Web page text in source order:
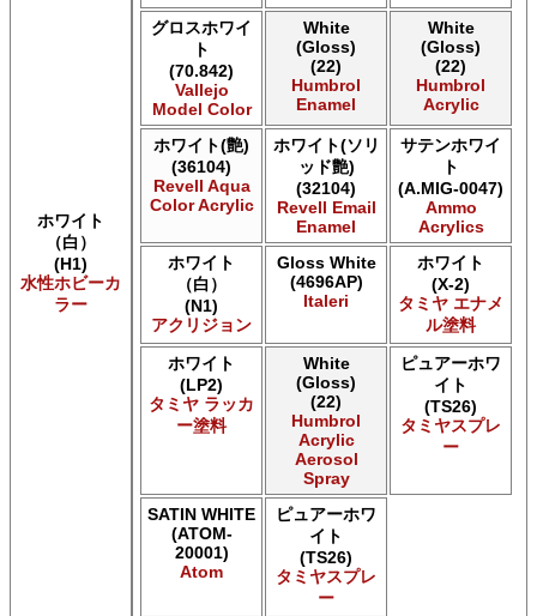
AK INTERACTIVE AK 3rd Gen Acrylics
AK INTERACTIVE AK Acrylics
AK INTERACTIVE AK Extreme Metal
AK INTERACTIVE AK Real Color
AK INTERACTIVE 新 Real Color
ALCLAD II ALCLAD II
Acrylicos Vallejo Vallejo Diorama FX
Acrylicos Vallejo Vallejo Game Air
Acrylicos Vallejo Vallejo Game Color
Acrylicos Vallejo Vallejo Hobby Paint スプレー
Acrylicos Vallejo Vallejo Liquid Gold
Acrylicos Vallejo Vallejo Mecha Color
Acrylicos Vallejo Vallejo Metal Color
Acrylicos Vallejo Vallejo Model Air
Acrylicos Vallejo Vallejo Model Color
Acrylicos Vallejo Vallejo Panzer Aces
Acrylicos Vallejo Vallejo Pigment FX
Acrylicos Vallejo Vallejo Premium カラー
Acrylicos Vallejo Vallejo Wash FX
Acrylicos Vallejo Vallejo Weathering FX
Acrylicos Vallejo Vallejo Xpress カラー
E7 Paints E7 Paints
E7 Paints Humbrol Acrylic Aerosol Spray
Games Workshop Limited Citadel Air
Games Workshop Limited Citadel Spray
ホワイト
（白）
(H1)
水性ホビーカ
ラー
グロスホワイ
ト
(70.842)
Vallejo
Model Color
White
(Gloss)
(22)
Humbrol
Enamel
White
(Gloss)
(22)
Humbrol
Acrylic
ホワイト(艶)
(36104)
Revell Aqua
Color Acrylic
ホワイト(ソリ
ッド艶)
(32104)
Revell Email
Enamel
サテンホワイ
ト
(A.MIG-0047)
Ammo
Acrylics
ホワイト
（白）
(N1)
アクリジョン
Gloss White
(4696AP)
Italeri
ホワイト
(X-2)
タミヤ エナメ
ル塗料
ホワイト
(LP2)
タミヤ ラッカ
ー塗料
White
(Gloss)
(22)
Humbrol
Acrylic
Aerosol
Spray
ピュアーホワ
イト
(TS26)
タミヤスプレ
ー
SATIN WHITE
(ATOM-
20001)
Atom
ピュアーホワ
イト
(TS26)
タミヤスプレ
ー